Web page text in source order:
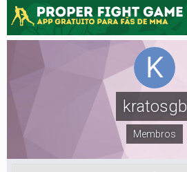
kratosgb
Membros